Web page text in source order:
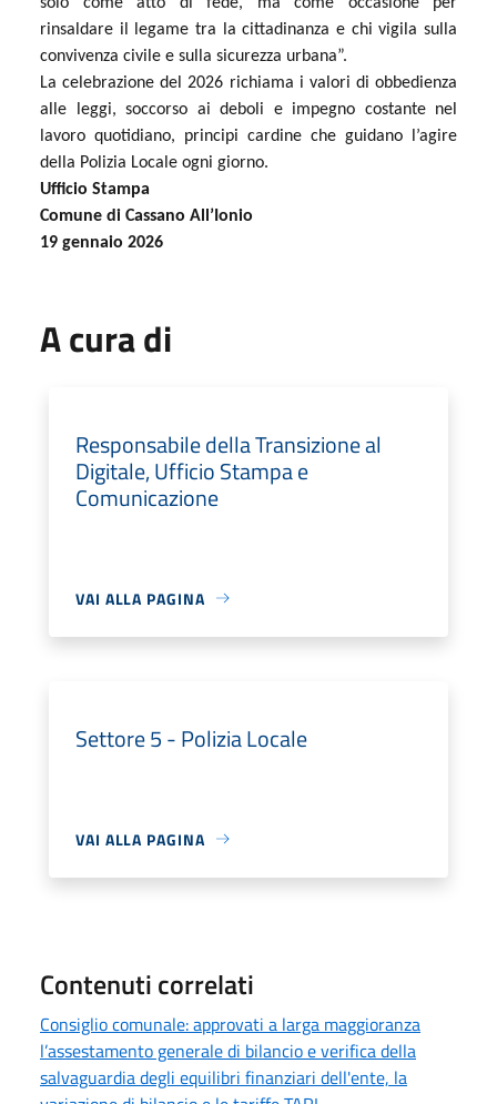
rinsaldare il legame tra la cittadinanza e chi vigila sulla
convivenza civile e sulla sicurezza urbana”.
La celebrazione del 2026 richiama i valori di obbedienza
alle leggi, soccorso ai deboli e impegno costante nel
lavoro quotidiano, principi cardine che guidano l’agire
della Polizia Locale ogni giorno.
Ufficio Stampa
Comune di Cassano All’Ionio
19 gennaio 2026
A cura di
Responsabile della Transizione al
Digitale, Ufficio Stampa e
Comunicazione
VAI ALLA PAGINA
Settore 5 - Polizia Locale
VAI ALLA PAGINA
Contenuti correlati
Consiglio comunale: approvati a larga maggioranza
l’assestamento generale di bilancio e verifica della
salvaguardia degli equilibri finanziari dell'ente, la